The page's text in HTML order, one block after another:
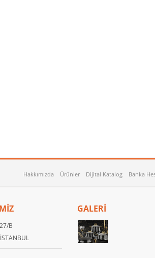
Hakkımızda Ürünler Dijital Katalog Banka
B
GALERİ